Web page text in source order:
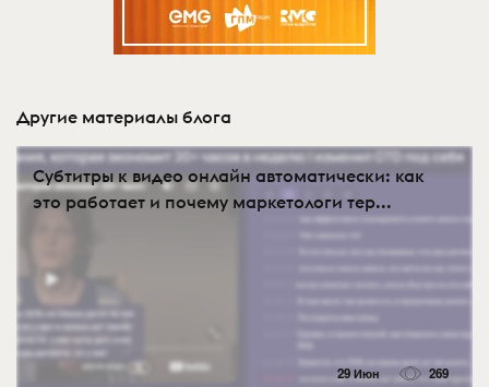
Другие материалы блога
Субтитры к видео онлайн автоматически: как
это работает и почему маркетологи тер...
29 Июн 269